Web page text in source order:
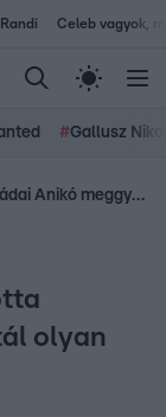
Randi Celeb vagyok,
#Gallusz
Nádai Anikó meggyanúsította Gyenesei Leilát: „Miért voltál olyan jókedvű?”
olyan